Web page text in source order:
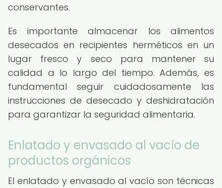
conservantes.
Es importante almacenar los alimentos
desecados en recipientes herméticos en un
lugar fresco y seco para mantener su
calidad a lo largo del tiempo. Además, es
fundamental seguir cuidadosamente las
instrucciones de desecado y deshidratación
para garantizar la seguridad alimentaria.
Enlatado y envasado al vacío de
productos orgánicos
El enlatado y envasado al vacío son técnicas